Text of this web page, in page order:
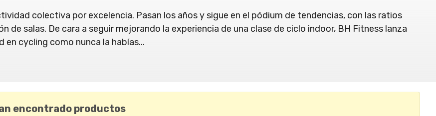
colectiva por excelencia. Pasan los años y sigue en el pódium de tendencias, con las ratios
de salas. De cara a seguir mejorando la experiencia de una clase de ciclo indoor, BH Fitness lanza
en cycling como nunca la habías...
encontrado productos